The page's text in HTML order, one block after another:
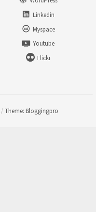
Linkedin
Myspace
Youtube
Flickr
/ Theme: Bloggingpro